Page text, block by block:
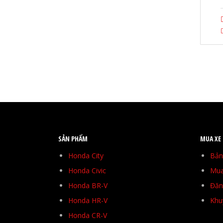
SẢN PHẨM
Honda City
Honda Civic
Honda BR-V
Honda HR-V
Honda CR-V
MUA XE